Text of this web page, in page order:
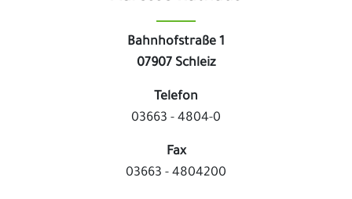
Bahnhofstraße 1
07907 Schleiz
Telefon
03663 - 4804-0
Fax
03663 - 4804200